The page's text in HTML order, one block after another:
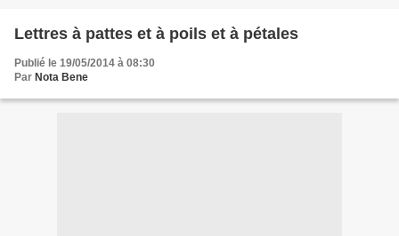
Lettres à pattes et à poils et à pétales
Publié le 19/05/2014 à 08:30
Par Nota Bene